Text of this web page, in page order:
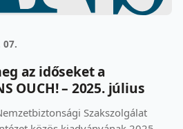
07.
az időseket a
OUCH! – 2025. július
Szakszolgálat